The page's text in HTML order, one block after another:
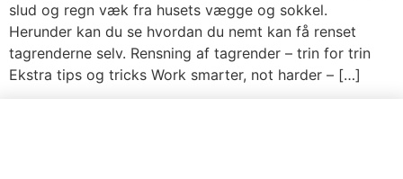
slud og regn væk fra husets vægge og sokkel.
Herunder kan du se hvordan du nemt kan få renset
tagrenderne selv. Rensning af tagrender – trin for trin
Ekstra tips og tricks Work smarter, not harder – […]